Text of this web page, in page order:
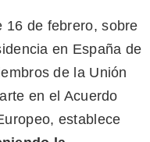
16 de febrero, sobre
en España de
de la Unión
en el Acuerdo
establece